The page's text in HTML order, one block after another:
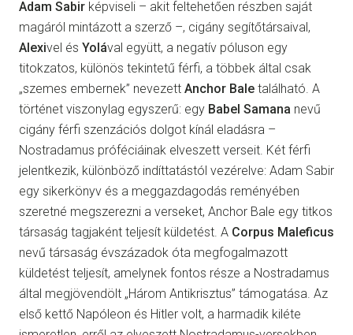
Adam Sabir képviseli – akit feltehetően részben saját
magáról mintázott a szerző –, cigány segítőtársaival,
Alexivel és Yolával együtt, a negatív póluson egy
titokzatos, különös tekintetű férfi, a többek által csak
„szemes embernek” nevezett Anchor Bale található. A
történet viszonylag egyszerű: egy Babel Samana nevű
cigány férfi szenzációs dolgot kínál eladásra –
Nostradamus próféciáinak elveszett verseit. Két férfi
jelentkezik, különböző indíttatástól vezérelve: Adam Sabir
egy sikerkönyv és a meggazdagodás reményében
szeretné megszerezni a verseket, Anchor Bale egy titkos
társaság tagjaként teljesít küldetést. A Corpus Maleficus
nevű társaság évszázadok óta megfogalmazott
küldetést teljesít, amelynek fontos része a Nostradamus
által megjövendölt „Három Antikrisztus” támogatása. Az
első kettő Napóleon és Hitler volt, a harmadik kiléte